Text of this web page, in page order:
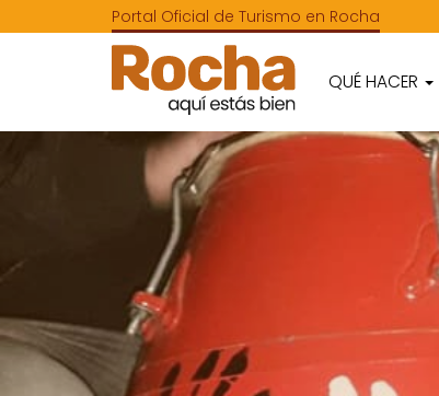
Portal Oficial de Turismo en Rocha
QUÉ HACER